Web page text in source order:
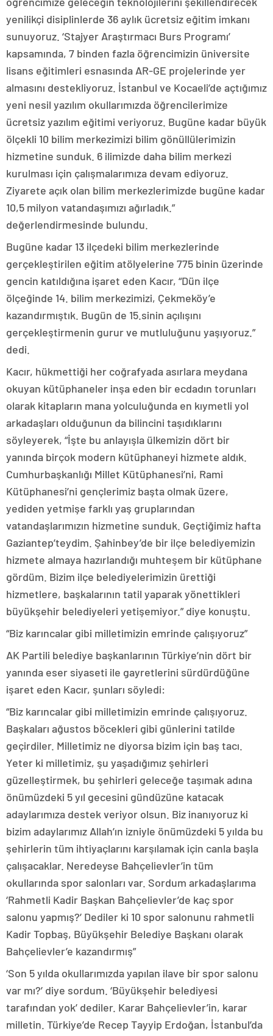
yenilikçi disiplinlerde 36 aylık ücretsiz eğitim imkanı
sunuyoruz. ‘Stajyer Araştırmacı Burs Programı’
kapsamında, 7 binden fazla öğrencimizin üniversite
lisans eğitimleri esnasında AR-GE projelerinde yer
almasını destekliyoruz. İstanbul ve Kocaeli’de açtığımız
yeni nesil yazılım okullarımızda öğrencilerimize
ücretsiz yazılım eğitimi veriyoruz. Bugüne kadar büyük
ölçekli 10 bilim merkezimizi bilim gönüllülerimizin
hizmetine sunduk. 6 ilimizde daha bilim merkezi
kurulması için çalışmalarımıza devam ediyoruz.
Ziyarete açık olan bilim merkezlerimizde bugüne kadar
10,5 milyon vatandaşımızı ağırladık.”
değerlendirmesinde bulundu.
Bugüne kadar 13 ilçedeki bilim merkezlerinde
gerçekleştirilen eğitim atölyelerine 775 binin üzerinde
gencin katıldığına işaret eden Kacır, “Dün ilçe
ölçeğinde 14. bilim merkezimizi, Çekmeköy’e
kazandırmıştık. Bugün de 15.sinin açılışını
gerçekleştirmenin gurur ve mutluluğunu yaşıyoruz.”
dedi.
Kacır, hükmettiği her coğrafyada asırlara meydana
okuyan kütüphaneler inşa eden bir ecdadın torunları
olarak kitapların mana yolculuğunda en kıymetli yol
arkadaşları olduğunun da bilincini taşıdıklarını
söyleyerek, “İşte bu anlayışla ülkemizin dört bir
yanında birçok modern kütüphaneyi hizmete aldık.
Cumhurbaşkanlığı Millet Kütüphanesi’ni, Rami
Kütüphanesi’ni gençlerimiz başta olmak üzere,
yediden yetmişe farklı yaş gruplarından
vatandaşlarımızın hizmetine sunduk. Geçtiğimiz hafta
Gaziantep’teydim. Şahinbey’de bir ilçe belediyemizin
hizmete almaya hazırlandığı muhteşem bir kütüphane
gördüm. Bizim ilçe belediyelerimizin ürettiği
hizmetlere, başkalarının tatil yaparak yönettikleri
büyükşehir belediyeleri yetişemiyor.” diye konuştu.
“Biz karıncalar gibi milletimizin emrinde çalışıyoruz”
AK Partili belediye başkanlarının Türkiye’nin dört bir
yanında eser siyaseti ile gayretlerini sürdürdüğüne
işaret eden Kacır, şunları söyledi:
“Biz karıncalar gibi milletimizin emrinde çalışıyoruz.
Başkaları ağustos böcekleri gibi günlerini tatilde
geçirdiler. Milletimiz ne diyorsa bizim için baş tacı.
Yeter ki milletimiz, şu yaşadığımız şehirleri
güzelleştirmek, bu şehirleri geleceğe taşımak adına
önümüzdeki 5 yıl gecesini gündüzüne katacak
adaylarımıza destek veriyor olsun. Biz inanıyoruz ki
bizim adaylarımız Allah’ın izniyle önümüzdeki 5 yılda bu
şehirlerin tüm ihtiyaçlarını karşılamak için canla başla
çalışacaklar. Neredeyse Bahçelievler’in tüm
okullarında spor salonları var. Sordum arkadaşlarıma
‘Rahmetli Kadir Başkan Bahçelievler’de kaç spor
salonu yapmış?’ Dediler ki 10 spor salonunu rahmetli
Kadir Topbaş, Büyükşehir Belediye Başkanı olarak
Bahçelievler’e kazandırmış”
‘Son 5 yılda okullarımızda yapılan ilave bir spor salonu
var mı?’ diye sordum. ‘Büyükşehir belediyesi
tarafından yok’ dediler. Karar Bahçelievler’in, karar
milletin. Türkiye’de Recep Tayyip Erdoğan, İstanbul’da